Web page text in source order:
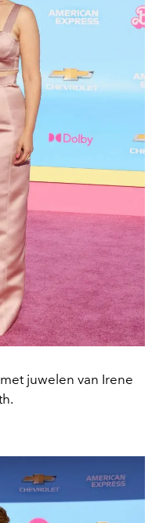
juwelen van Irene